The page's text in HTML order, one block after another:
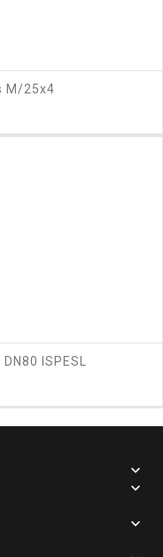
M/25x4
ISPESL


